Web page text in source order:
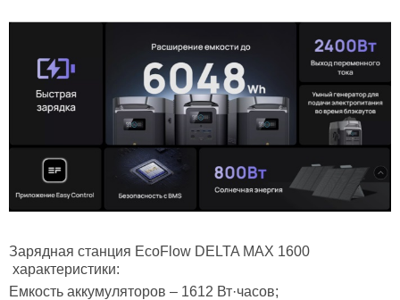
Зарядная станция EcoFlow DELTA MAX 1600
характеристики:
Емкость аккумуляторов – 1612 Вт·часов;